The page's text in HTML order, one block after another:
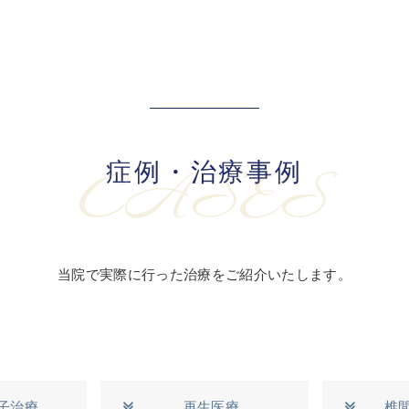
症例・治療事例
CASES
当院で実際に行った治療をご紹介いたします。